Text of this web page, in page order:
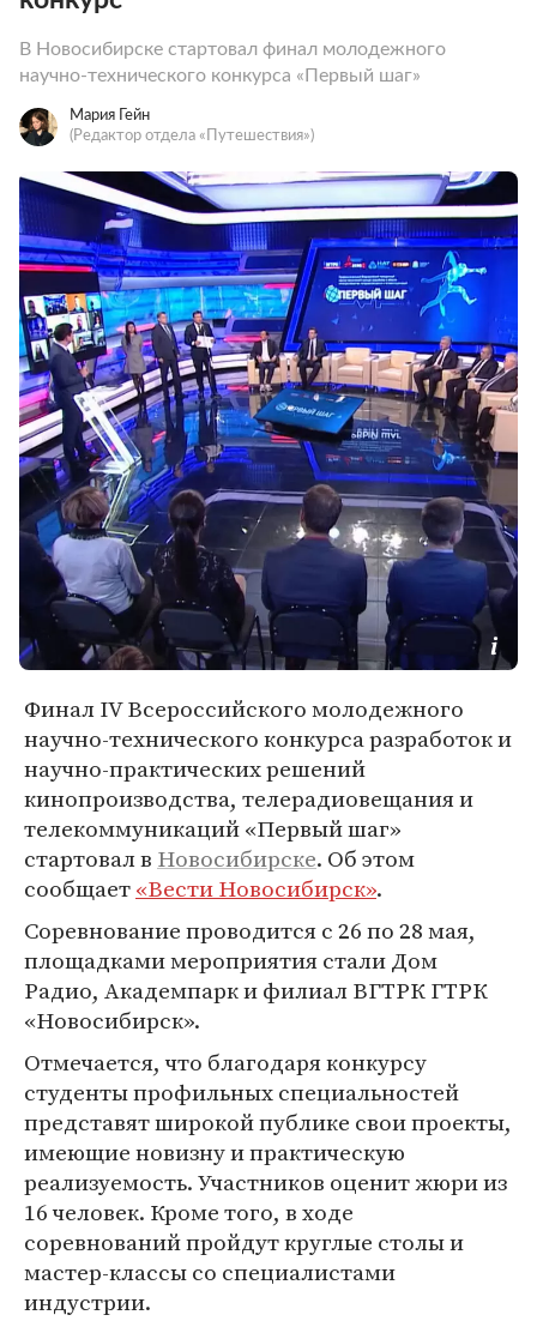
В Новосибирске стартовал финал молодежного
научно-технического конкурса «Первый шаг»
Мария Гейн
(Редактор отдела «Путешествия»)
Финал IV Всероссийского молодежного
научно-технического конкурса разработок и
научно-практических решений
кинопроизводства, телерадиовещания и
телекоммуникаций «Первый шаг»
стартовал в Новосибирске. Об этом
сообщает«Вести Новосибирск».
Соревнование проводится с 26 по 28 мая,
площадками мероприятия стали Дом
Радио, Академпарк и филиал ВГТРК ГТРК
«Новосибирск».
Отмечается, что благодаря конкурсу
студенты профильных специальностей
представят широкой публике свои проекты,
имеющие новизну и практическую
реализуемость. Участников оценит жюри из
16 человек. Кроме того, в ходе
соревнований пройдут круглые столы и
мастер-классы со специалистами
индустрии.